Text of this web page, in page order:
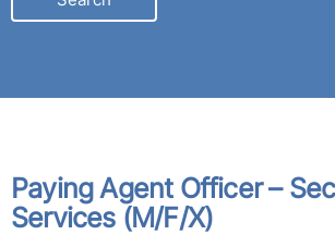
LOCATION
Paying Agent Officer –
Services (M/F/X)